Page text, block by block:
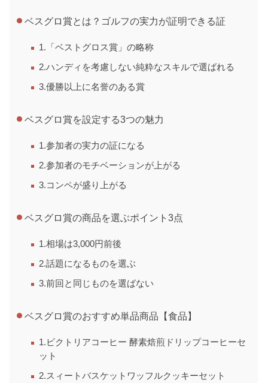
ベスグロ賞とは？ゴルフの実力が証明できる証
1.「ベストグロス賞」の略称
2.ハンディを考慮しない純粋なスキルで選ばれる
3.優勝以上に名誉のある賞
ベスグロ賞を設定する3つの魅力
1.参加者の実力の証になる
2.参加者のモチベーションが上がる
3.コンペが盛り上がる
ベスグロ賞の商品を選ぶポイント3点
1.相場は3,000円前後
2.話題になるものを選ぶ
3.前回と同じものを選ばない
ベスグロ賞のおすすめ単品商品【食品】
1.ビクトリアコーヒー 酵素焙煎ドリップコーヒーセ
ット
2.スィートバスケットワッフルクッキーセット